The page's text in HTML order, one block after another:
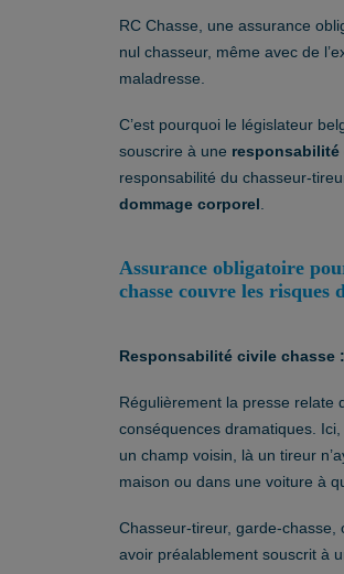
RC Chasse, une assurance
nul chasseur, même avec de
maladresse.
C’est pourquoi le législateur
souscrire à une
responsabilité du chasseur-
dommage corporel
Assurance obligatoire
chasse couvre les risques
Responsabilité civile chasse
Régulièrement la presse relate
conséquences dramatiques.
un champ voisin, là un tireur
maison ou dans une voiture à
Chasseur-tireur, garde-chasse,
avoir préalablement souscrit à